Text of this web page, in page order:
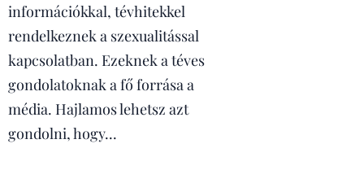
információkkal, tévhitekkel
rendelkeznek a szexualitással
kapcsolatban. Ezeknek a téves
gondolatoknak a fő forrása a
média. Hajlamos lehetsz azt
gondolni, hogy...